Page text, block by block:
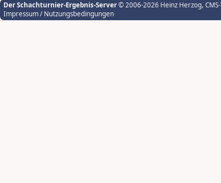
Der Schachturnier-Ergebnis-Server© 2006-2026 Heinz Herzog,
Impressum / Nutzungsbedingungen